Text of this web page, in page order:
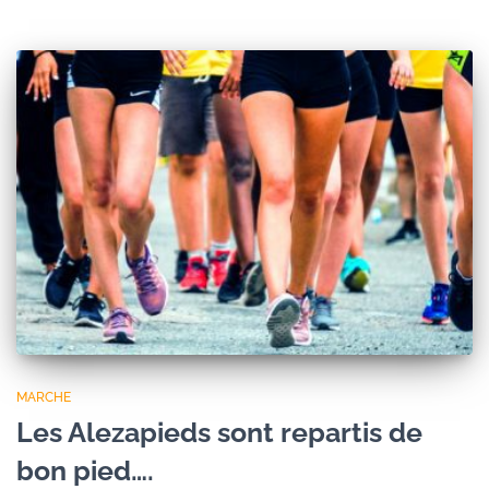
MARCHE
Les Alezapieds sont repartis de
bon pied….